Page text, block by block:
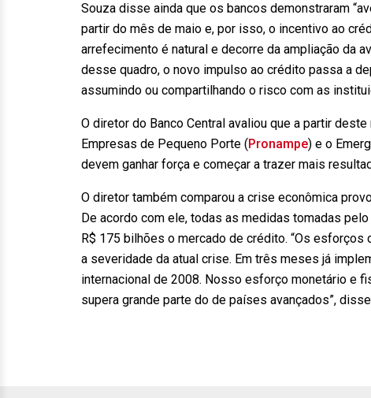
Souza disse ainda que os bancos demonstraram
partir do mês de maio e, por isso, o incentivo ao
arrefecimento é natural e decorre da ampliação da
desse quadro, o novo impulso ao crédito passa a
assumindo ou compartilhando o risco com as
O diretor do Banco Central avaliou que a partir
Empresas de Pequeno Porte (Pronampe) e o
devem ganhar força e começar a trazer mais
O diretor também comparou a crise econômica
De acordo com ele, todas as medidas tomadas
R$ 175 bilhões o mercado de crédito. “Os
a severidade da atual crise. Em três meses já
internacional de 2008. Nosso esforço monetário e
supera grande parte do de países avançados”,